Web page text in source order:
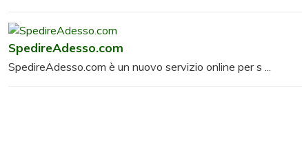
SpedireAdesso.com
SpedireAdesso.com è un nuovo servizio online per s ...